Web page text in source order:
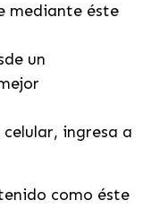
mediante éste
un
ingresa a
como éste